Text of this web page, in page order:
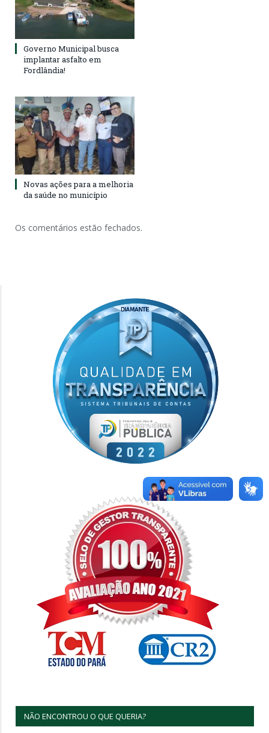
Governo Municipal busca
implantar asfalto em
Fordlândia!
Novas ações para a melhoria
da saúde no município
Os comentários estão fechados.
NÃO ENCONTROU O QUE QUERIA?